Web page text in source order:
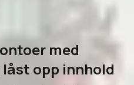
med
låst opp innhold